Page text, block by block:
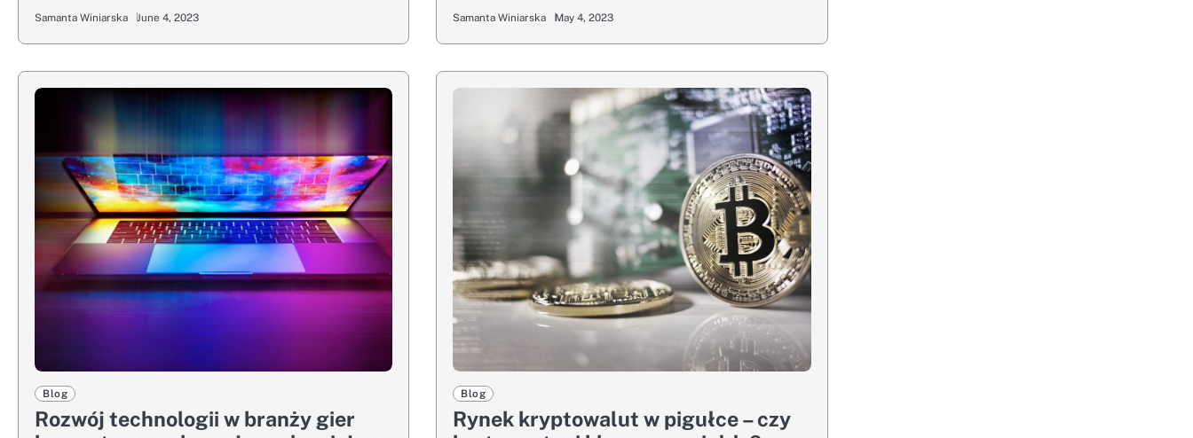
Samanta Winiarska June 4, 2023 Samanta Winiarska May 4, 2023
Blog
Rozwój technologii w branży gier
Blog
Rynek kryptowalut w pigułce – czy